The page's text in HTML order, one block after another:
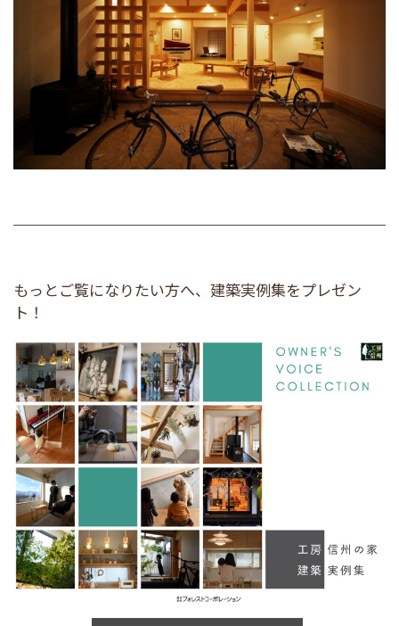
もっとご覧になりたい方へ、建築実例集をプレゼン
ト！